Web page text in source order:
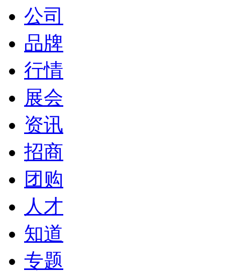
公司
品牌
行情
展会
资讯
招商
团购
人才
知道
专题